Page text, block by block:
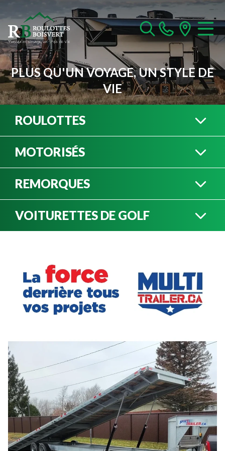
PLUS QU'UN VOYAGE, UN STYLE DE
VIE
ROULOTTES
MINI ROULOTTES
MOTORISÉS
CLASSE B
CLASSE C
VOIR TOUS LES MODÈLES
REMORQUES
MULTI TRAILER - SÉRIE DK
MULTI TRAILER - SÉRIE DP
VOIR TOUTES LES REMORQUES
VOITURETTES DE GOLF
VOIR TOUT L'INVENTAIRE